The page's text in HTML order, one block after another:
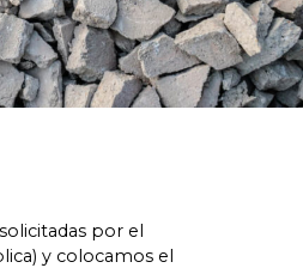
por el
y colocamos el